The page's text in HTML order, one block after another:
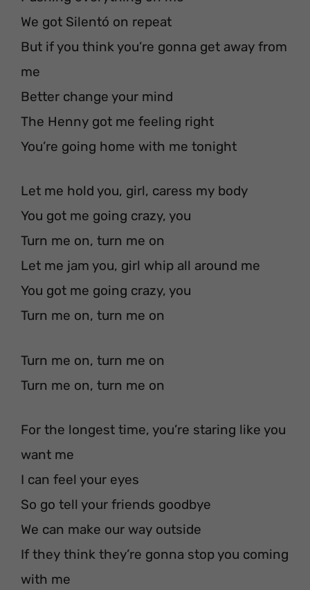
We got Silentó on repeat
But if you think you’re gonna get away from
me
Better change your mind
The Henny got me feeling right
You’re going home with me tonight
Let me hold you, girl, caress my body
You got me going crazy, you
Turn me on, turn me on
Let me jam you, girl whip all around me
You got me going crazy, you
Turn me on, turn me on
Turn me on, turn me on
Turn me on, turn me on
For the longest time, you’re staring like you
want me
I can feel your eyes
So go tell your friends goodbye
We can make our way outside
If they think they’re gonna stop you coming
with me